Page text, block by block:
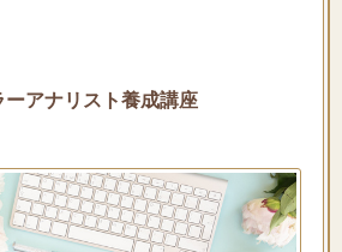
アナリスト養成講座